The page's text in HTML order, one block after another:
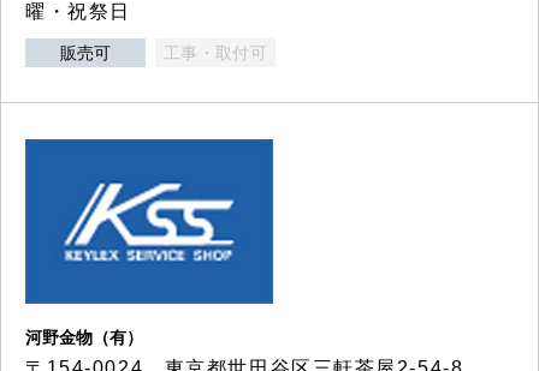
曜・祝祭日
販売可 工事・取付可
河野金物（有）